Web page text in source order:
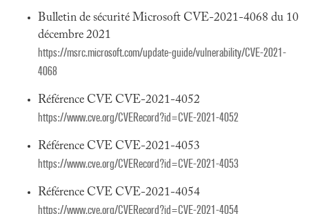
Bulletin de sécurité Microsoft CVE-2021-4068 du 10
décembre 2021
https://msrc.microsoft.com/update-guide/vulnerability/CVE-2021-
4068
Référence CVE CVE-2021-4052
https://www.cve.org/CVERecord?id=CVE-2021-4052
Référence CVE CVE-2021-4053
https://www.cve.org/CVERecord?id=CVE-2021-4053
Référence CVE CVE-2021-4054
https://www.cve.org/CVERecord?id=CVE-2021-4054